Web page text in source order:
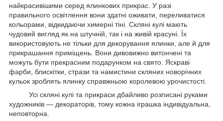
найкрасивішими серед ялинкових прикрас. У разі
правильного освітлення вони здатні оживати, переливатися
кольорами, відкидаючи химерні тіні. Скляні кулі мають
чудовий вигляд як на штучній, так і на живій красуні. Їх
використовують не тільки для декорування ялинки, але й для
прикрашання приміщень. Вони дивовижно витончені та
можуть бути прекрасним подарунком на свято. Яскраві
фарби, блискітки, стрази та намистини скляних новорічних
кульок зроблять ялинку справжньою королевою урочистості.
Усі скляні кулі та прикраси дбайливо розписані руками
художників — декораторів, тому кожна іграшка індивідуальна,
неповторна.